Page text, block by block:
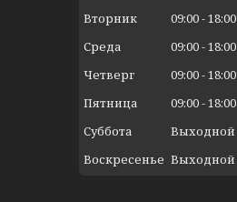
Вторник
09:00 18:00
Среда
09:00 18:00
Четверг
09:00 18:00
Пятница
09:00 18:00
Суббота
Выходной
Воскресенье Выходной